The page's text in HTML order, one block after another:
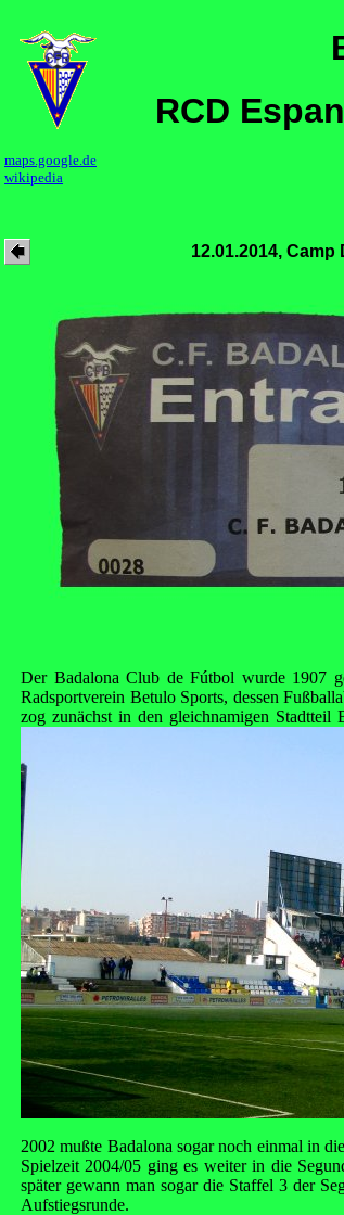
RCD
maps.google.de
wikipedia
12.01.2014, Camp
Der Badalona Club de Fútbol wurde 1907
Radsportverein Betulo Sports, dessen
zog zunächst in den gleichnamigen Stadtteil
2002 mußte Badalona sogar noch einmal in
Spielzeit 2004/05 ging es weiter in die
später gewann man sogar die Staffel 3 der
Aufstiegsrunde.